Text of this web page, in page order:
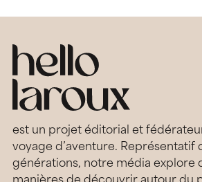
est un projet éditorial et
voyage d’aventure. Représentatif
générations, notre média explore